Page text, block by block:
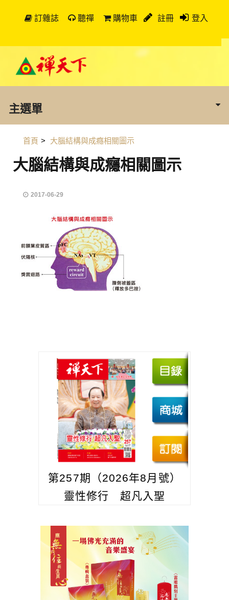
訂雜誌 聽禪 購物車 註冊 登入
主選單
首頁 > 大腦結構與成癮相關圖示
大腦結構與成癮相關圖示
2017-06-29
第257期（2026年8月號）
靈性修行 超凡入聖